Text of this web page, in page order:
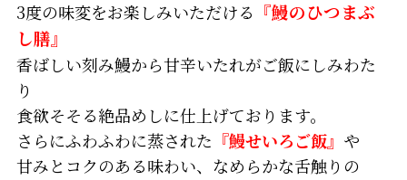
3度の味変をお楽しみいただける 『鰻のひつまぶ
し膳』
香ばしい刻み鰻から甘辛いたれがご飯にしみわた
り
食欲そそる絶品めしに仕上げております。
さらにふわふわに蒸された 『鰻せいろご飯』 や
甘みとコクのある味わい、なめらかな舌触りの